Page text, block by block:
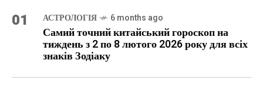
01 АСТРОЛОГІЯ 6 months ago
Самий точний китайський гороскоп на
тиждень з 2 по 8 лютого 2026 року для всіх
знаків Зодіаку